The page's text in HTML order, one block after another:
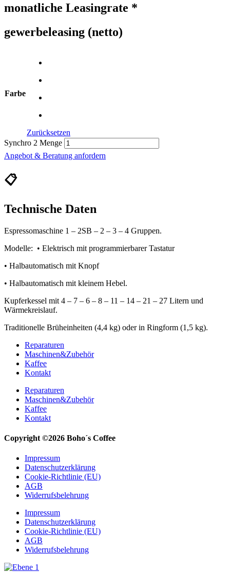
monatliche Leasingrate *
gewerbeleasing (netto)
Farbe
Zurücksetzen
Synchro 2 Menge
Angebot & Beratung anfordern
📋
Technische Daten
Espressomaschine 1 – 2SB – 2 – 3 – 4 Gruppen.
Modelle: • Elektrisch mit programmierbarer Tastatur
• Halbautomatisch mit Knopf
• Halbautomatisch mit kleinem Hebel.
Kupferkessel mit 4 – 7 – 6 – 8 – 11 – 14 – 21 – 27 Litern und
Wärmekreislauf.
Traditionelle Brüheinheiten (4,4 kg) oder in Ringform (1,5 kg).
Reparaturen
Maschinen&Zubehör
Kaffee
Kontakt
Reparaturen
Maschinen&Zubehör
Kaffee
Kontakt
Copyright ©2026 Boho´s Coffee
Impressum
Datenschutzerklärung
Cookie-Richtlinie (EU)
AGB
Widerrufsbelehrung
Impressum
Datenschutzerklärung
Cookie-Richtlinie (EU)
AGB
Widerrufsbelehrung